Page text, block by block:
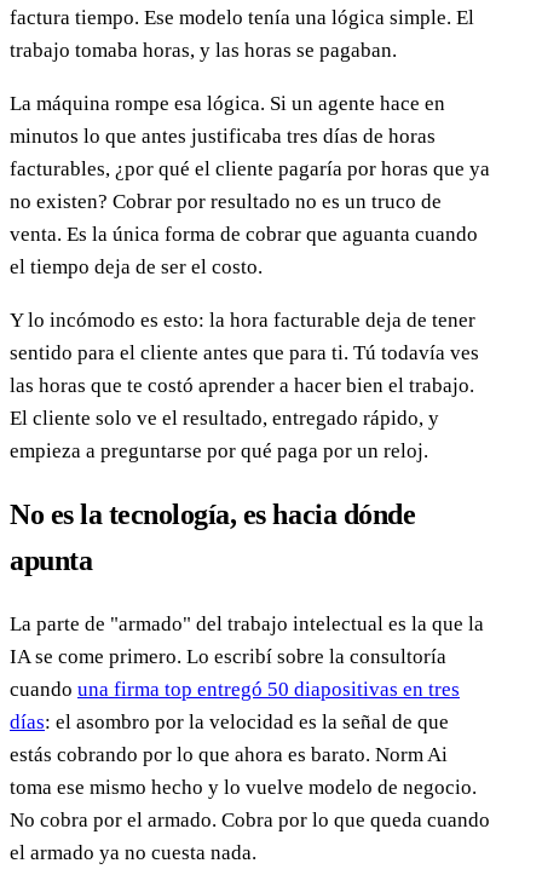
factura tiempo. Ese modelo tenía una lógica simple. El
trabajo tomaba horas, y las horas se pagaban.
La máquina rompe esa lógica. Si un agente hace en
minutos lo que antes justificaba tres días de horas
facturables, ¿por qué el cliente pagaría por horas que ya
no existen? Cobrar por resultado no es un truco de
venta. Es la única forma de cobrar que aguanta cuando
el tiempo deja de ser el costo.
Y lo incómodo es esto: la hora facturable deja de tener
sentido para el cliente antes que para ti. Tú todavía ves
las horas que te costó aprender a hacer bien el trabajo.
El cliente solo ve el resultado, entregado rápido, y
empieza a preguntarse por qué paga por un reloj.
No es la tecnología, es hacia dónde
apunta
La parte de "armado" del trabajo intelectual es la que la
IA se come primero. Lo escribí sobre la consultoría
cuando una firma top entregó 50 diapositivas en tres
días: el asombro por la velocidad es la señal de que
estás cobrando por lo que ahora es barato. Norm Ai
toma ese mismo hecho y lo vuelve modelo de negocio.
No cobra por el armado. Cobra por lo que queda cuando
el armado ya no cuesta nada.